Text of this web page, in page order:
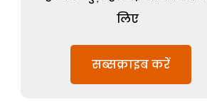
लिए
सब्सक्राइब करें